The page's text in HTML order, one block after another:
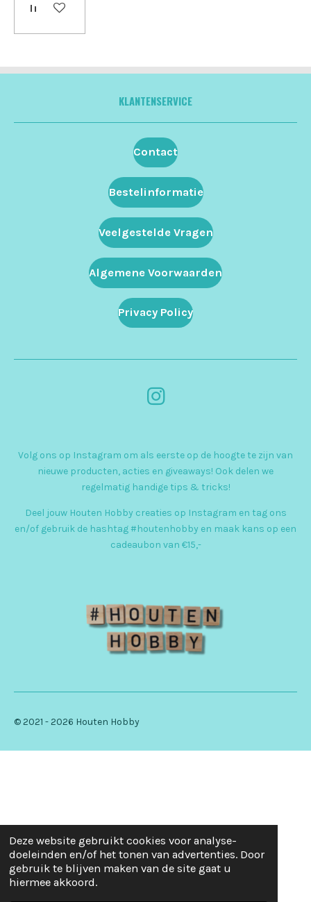
Deze website gebruikt cookies voor analyse-
doeleinden en/of het tonen van advertenties. Door
gebruik te blijven maken van de site gaat u
hiermee akkoord.
In winkelwagen
KLANTENSERVICE
Contact
Bestelinformatie
Veelgestelde Vragen
Algemene Voorwaarden
Privacy Policy
I
t
a
g
r
a
Volg ons op Instagram om als eerste op de hoogte te zijn van
nieuwe producten, acties en giveaways! Ook delen we
regelmatig handige tips & tricks!
Deel jouw Houten Hobby creaties op Instagram en tag ons
en/of gebruik de hashtag #houtenhobby en maak kans op een
cadeaubon van €15,-
© 2021 - 2026 Houten Hobby